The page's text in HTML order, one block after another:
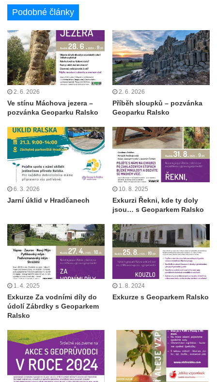
Podobné články
2. 6. 2026
Ve stínu Máchova jezera –
pozvánka Geoparku Ralsko
2. 6. 2026
Příběh sloupků – pozvánka
Geoparku Ralsko
6. 3. 2026
Jarní úklid v Hradčanech
10. 8. 2025
Exkurzi Řekni, kde ty doly
jsou… s Geoparkem Ralsko
1. 4. 2025
Exkurze Za vodními díly do
údolí Zábrdky s Geoparkem
Ralsko
1. 8. 2024
Exkurze s Geoparkem Ralsko